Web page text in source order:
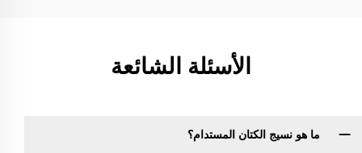
الأسئلة الشائعة
ما هو نسيج الكتان المستدام؟